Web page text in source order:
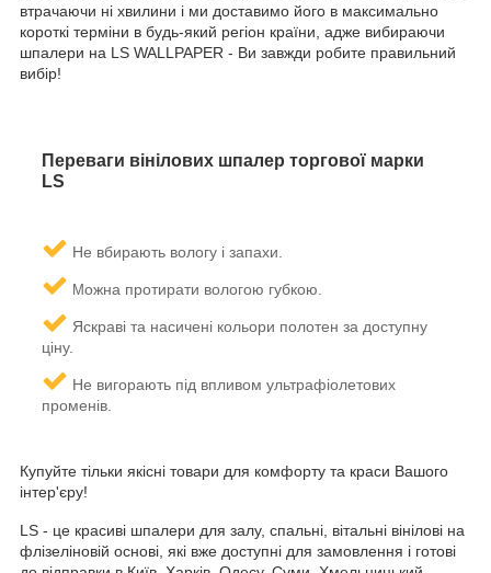
втрачаючи ні хвилини і ми доставимо його в максимально
короткі терміни в будь-який регіон країни, адже вибираючи
шпалери на LS WALLPAPER - Ви завжди робите правильний
вибір!
Переваги вінілових шпалер торгової марки
LS
Не вбирають вологу і запахи.
Можна протирати вологою губкою.
Яскраві та насичені кольори полотен за доступну
ціну.
Не вигорають під впливом ультрафіолетових
променів.
LS - це красиві шпалери для залу, спальні, вітальні вінілові на
флізеліновій основі, які вже доступні для замовлення і готові
Купуйте тільки якісні товари для комфорту та краси Вашого
інтер'єру!